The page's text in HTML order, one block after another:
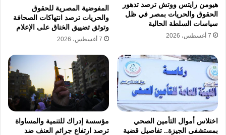
هيومن رايتس ووتش ترصد تدهور
الحقوق والحريات بمصر في ظل
سياسات السلطة الحالية
7 أغسطس، 2026
المفوضية المصرية للحقوق
والحريات ترصد انتهاكات الصحافة
وتوثق تضييق الخناق على الإعلام
7 أغسطس، 2026
اختلاس أموال التأمين الصحي
بمستشفى الجيزة.. تفاصيل قضية
مؤسسة إدراك للتنمية والمساواة
ترصد ارتفاع جرائم العنف ضد